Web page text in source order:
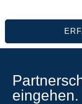
eingehen.